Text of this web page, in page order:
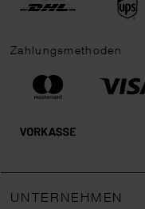
Zahlungsmethoden
UNTERNEHMEN